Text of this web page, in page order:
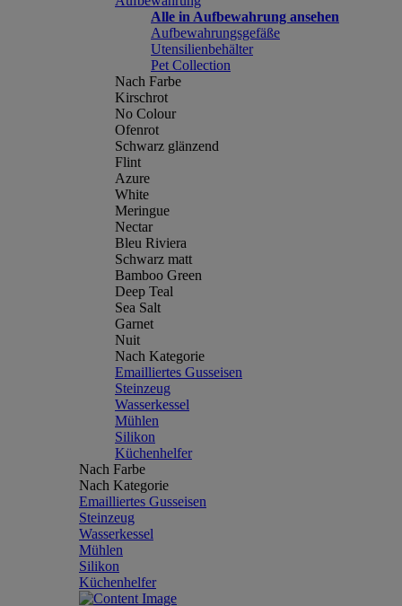
Alle in Aufbewahrung ansehen
Aufbewahrungsgefäße
Utensilienbehälter
Pet Collection
Nach Farbe
Kirschrot
No Colour
Ofenrot
Schwarz glänzend
Flint
Azure
White
Meringue
Nectar
Bleu Riviera
Schwarz matt
Bamboo Green
Deep Teal
Sea Salt
Garnet
Nuit
Nach Kategorie
Emailliertes Gusseisen
Steinzeug
Wasserkessel
Mühlen
Silikon
Küchenhelfer
Nach Farbe
Nach Kategorie
Emailliertes Gusseisen
Steinzeug
Wasserkessel
Mühlen
Silikon
Küchenhelfer